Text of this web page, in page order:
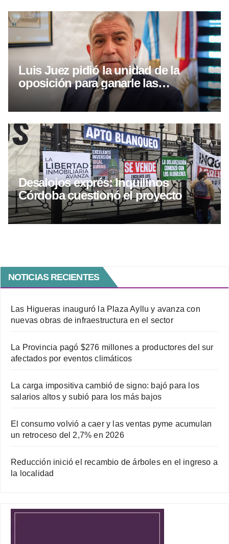
Luis Juez pidió la unidad de la
oposición para ganarle las
elecciones a Llaryora
Desalojos exprés: Inquilinos
Córdoba cuestionó el proyecto
NOTICIAS RECIENTES
Las Higueras inauguró la Plaza Ayllu y avanza con
nuevas obras de infraestructura en el sector
La Provincia pagó $276 millones a productores del sur
afectados por eventos climáticos
La carga impositiva cambió de signo: bajó para los
salarios altos y subió para los más bajos
El consumo volvió a caer y las ventas pyme acumulan
un retroceso del 2,7% en 2026
Reducción inició el recambio de árboles en el ingreso a
la localidad